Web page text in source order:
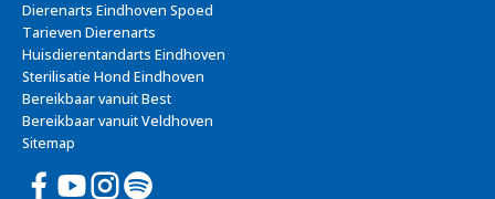
Dierenarts Eindhoven Spoed
Tarieven Dierenarts
Huisdierentandarts Eindhoven
Sterilisatie Hond Eindhoven
Bereikbaar vanuit Best
Bereikbaar vanuit Veldhoven
Sitemap